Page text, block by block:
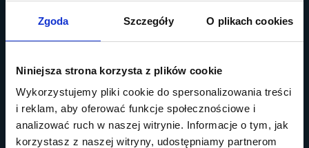
Zgoda Szczegóły O plikach cookies
Niniejsza strona korzysta z plików cookie
Wykorzystujemy pliki cookie do spersonalizowania treści
i reklam, aby oferować funkcje społecznościowe i
analizować ruch w naszej witrynie. Informacje o tym, jak
korzystasz z naszej witryny, udostępniamy partnerom